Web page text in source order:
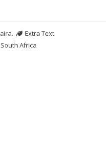
.
Extra Text
Africa